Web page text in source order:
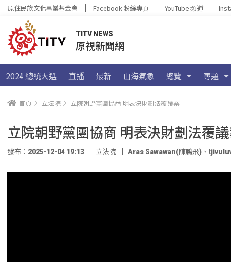
原住民族文化事業基金會 Facebook 粉絲專頁 YouTube 頻道
TITV NEWS
原視新聞網
2024 總統大選 直播 最新 山海氣象 總覽 專題
首頁 立法院 立院朝野黨團協商 明表決財劃法覆議案
立院朝野黨團協商 明表決財劃法覆
發布：2025-12-04 19:13 立法院 Aras Sawawan(陳鵬飛) 、